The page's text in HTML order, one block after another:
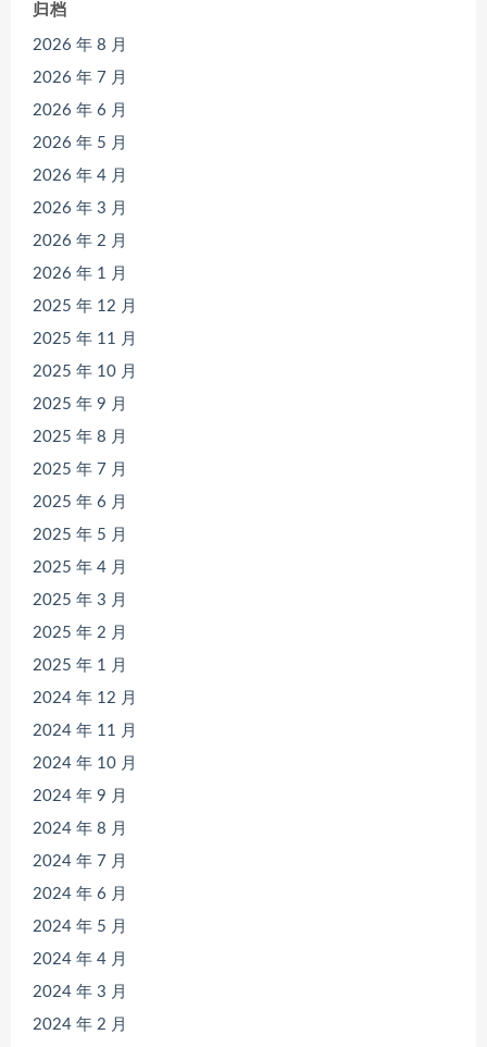
归档
2026 年 8 月
2026 年 7 月
2026 年 6 月
2026 年 5 月
2026 年 4 月
2026 年 3 月
2026 年 2 月
2026 年 1 月
2025 年 12 月
2025 年 11 月
2025 年 10 月
2025 年 9 月
2025 年 8 月
2025 年 7 月
2025 年 6 月
2025 年 5 月
2025 年 4 月
2025 年 3 月
2025 年 2 月
2025 年 1 月
2024 年 12 月
2024 年 11 月
2024 年 10 月
2024 年 9 月
2024 年 8 月
2024 年 7 月
2024 年 6 月
2024 年 5 月
2024 年 4 月
2024 年 3 月
2024 年 2 月